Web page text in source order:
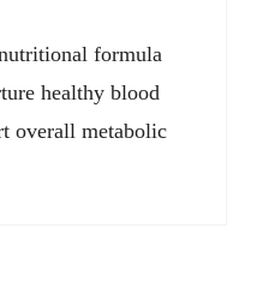
formula
healthy blood
overall metabolic